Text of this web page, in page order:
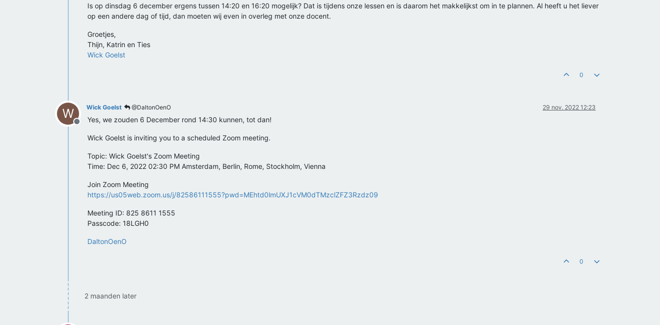
Is op dinsdag 6 december ergens tussen 14:20 en 16:20 mogelijk? Dat is tijdens onze lessen en is daarom het makkelijkst om in te plannen. Al heeft u het liever
op een andere dag of tijd, dan moeten wij even in overleg met onze docent.
Groetjes,
Thijn, Katrin en Ties
Wick Goelst
0
W
Offline
Wick Goelst @DaltonOenO 29 nov. 2022 12:23
Yes, we zouden 6 December rond 14:30 kunnen, tot dan!
Wick Goelst is inviting you to a scheduled Zoom meeting.
Topic: Wick Goelst's Zoom Meeting
Time: Dec 6, 2022 02:30 PM Amsterdam, Berlin, Rome, Stockholm, Vienna
Join Zoom Meeting
https://us05web.zoom.us/j/82586111555?pwd=MEhtd0lmUXJ1cVM0dTMzclZFZ3Rzdz09
Meeting ID: 825 8611 1555
Passcode: 18LGH0
DaltonOenO
0
2 maanden later